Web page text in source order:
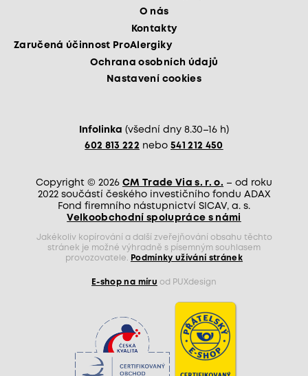
O nás
Kontakty
Zaručená účinnost ProAlergiky
Ochrana osobních údajů
Nastavení cookies
Infolinka (všední dny 8.30–16 h)
602 813 222 nebo 541 212 450
Copyright © 2026 CM Trade Via s. r. o. – od roku
2022 součástí českého investičního fondu ADAX
Fond firemního nástupnictví SICAV, a. s.
Velkoobchodní spolupráce s námi
Jakékoliv kopírování a další zveřejňování obsahu těchto
stránek je možné výhradně s písemným souhlasem
provozovatele.
Podmínky užívání stránek
E-shop na míru od PUXdesign